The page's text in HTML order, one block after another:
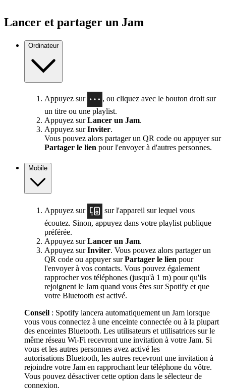
Lancer et partager un Jam
Ordinateur
Appuyez sur
, ou cliquez avec le bouton droit sur
un titre ou une playlist.
Appuyez surLancer un Jam.
Appuyez surInviter.
Vous pouvez alors partager un QR code ou appuyer sur
Partager le lien pour l'envoyer à d'autres personnes.
Mobile
Appuyez sur
sur l'appareil sur lequel vous
écoutez. Sinon, appuyez dans votre playlist publique
préférée.
Appuyez surLancer un Jam.
Appuyez surInviter. Vous pouvez alors partager un
QR code ou appuyer surPartager le lien pour
l'envoyer à vos contacts. Vous pouvez également
rapprocher vos téléphones (jusqu'à 1 m) pour qu'ils
rejoignent le Jam quand vous êtes sur Spotify et que
votre Bluetooth est activé.
Conseil : Spotify lancera automatiquement un Jam lorsque
vous vous connectez à une enceinte connectée ou à la plupart
des enceintes Bluetooth. Les utilisateurs et utilisatrices sur le
même réseau Wi-Fi recevront une invitation à votre Jam. Si
vous et les autres personnes avez activé les
autorisations Bluetooth, les autres recevront une invitation à
rejoindre votre Jam en rapprochant leur téléphone du vôtre.
Vous pouvez désactiver cette option dans le sélecteur de
connexion.